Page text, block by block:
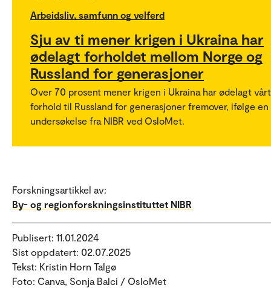
Arbeidsliv, samfunn og velferd
Sju av ti mener krigen i Ukraina har
ødelagt forholdet mellom Norge og
Russland for generasjoner
Over 70 prosent mener krigen i Ukraina har ødelagt vårt
forhold til Russland for generasjoner fremover, ifølge en
undersøkelse fra NIBR ved OsloMet.
Forskningsartikkel av:
By- og regionforskningsinstituttet NIBR
Publisert: 11.01.2024
Sist oppdatert: 02.07.2025
Tekst: Kristin Horn Talgø
Foto: Canva, Sonja Balci / OsloMet